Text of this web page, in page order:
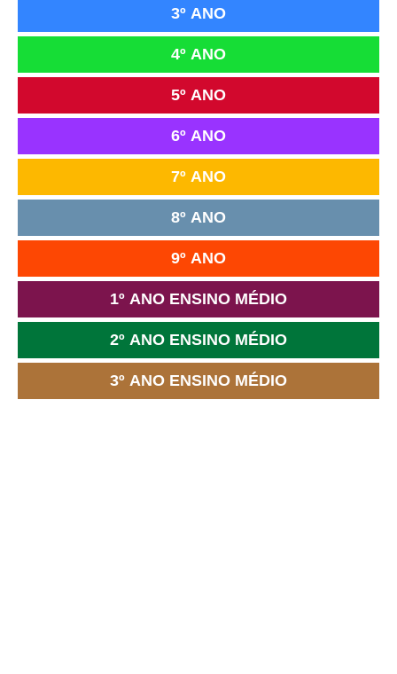
3º ANO
4º ANO
5º ANO
6º ANO
7º ANO
8º ANO
9º ANO
1º ANO ENSINO MÉDIO
2º ANO ENSINO MÉDIO
3º ANO ENSINO MÉDIO